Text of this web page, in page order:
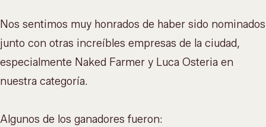
Nos sentimos muy honrados de haber sido nominados
junto con otras increíbles empresas de la ciudad,
especialmente Naked Farmer y Luca Osteria en
nuestra categoría.
Algunos de los ganadores fueron: